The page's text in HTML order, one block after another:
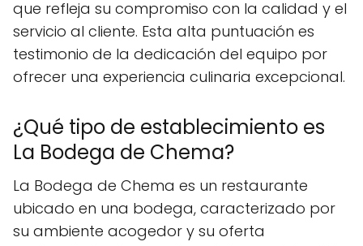
que refleja su compromiso con la calidad y el
servicio al cliente. Esta alta puntuación es
testimonio de la dedicación del equipo por
ofrecer una experiencia culinaria excepcional.
¿Qué tipo de establecimiento es
La Bodega de Chema?
La Bodega de Chema es un restaurante
ubicado en una bodega, caracterizado por
su ambiente acogedor y su oferta